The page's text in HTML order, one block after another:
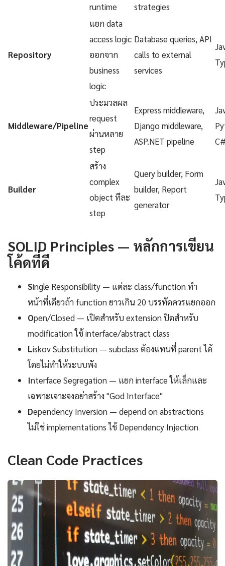
runtime
strategies
Repository
แยก data
access logic
ออกจาก
business
logic
Database queries, API
calls to external
services
Middleware/Pipeline
ประมวลผล
request
ผ่านหลาย
step
Express middleware,
Django middleware,
ASP.NET pipeline
Builder
สร้าง
complex
object ทีละ
step
Query builder, Form
builder, Report
generator
SOLID Principles — หลักการเขียน
โค้ดที่ดี
Single Responsibility — แต่ละ class/function ทำ
หน้าที่เดียวถ้า function ยาวเกิน 20 บรรทัดควรแยกออก
Open/Closed — เปิดสำหรับ extension ปิดสำหรับ
modification ใช้ interface/abstract class
Liskov Substitution — subclass ต้องแทนที่ parent ได้
โดยไม่ทำให้ระบบพัง
Interface Segregation — แยก interface ให้เล็กและ
เฉพาะเจาะจงอย่าสร้าง "God Interface"
Dependency Inversion — depend on abstractions
ไม่ใช่ implementations ใช้ Dependency Injection
Clean Code Practices